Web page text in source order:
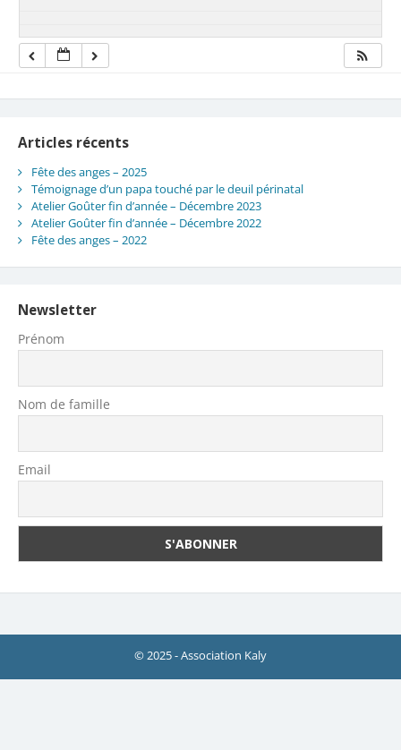
Articles récents
Fête des anges – 2025
Témoignage d’un papa touché par le deuil périnatal
Atelier Goûter fin d’année – Décembre 2023
Atelier Goûter fin d’année – Décembre 2022
Fête des anges – 2022
Newsletter
Prénom
Nom de famille
Email
© 2025 - Association Kaly